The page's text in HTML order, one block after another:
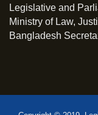
Legislative and
Ministry of Law,
Bangladesh